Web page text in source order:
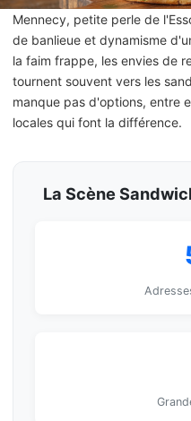
Mennecy, petite perle de
de banlieue et dynamisme
la faim frappe, les envies de
tournent souvent vers les
manque pas d'options, entre
locales qui font la différence.
La Scène